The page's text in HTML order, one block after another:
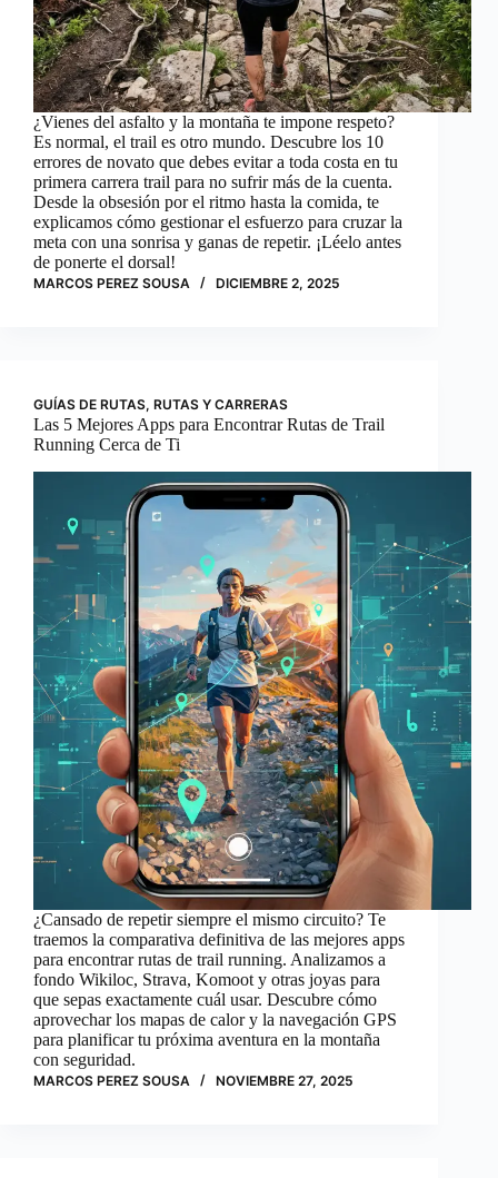
¿Vienes del asfalto y la montaña te impone respeto?
Es normal, el trail es otro mundo. Descubre los 10
errores de novato que debes evitar a toda costa en tu
primera carrera trail para no sufrir más de la cuenta.
Desde la obsesión por el ritmo hasta la comida, te
explicamos cómo gestionar el esfuerzo para cruzar la
meta con una sonrisa y ganas de repetir. ¡Léelo antes
de ponerte el dorsal!
MARCOS PEREZ SOUSA DICIEMBRE 2, 2025
GUÍAS DE RUTAS, RUTAS Y CARRERAS
Las 5 Mejores Apps para Encontrar Rutas de Trail
Running Cerca de Ti
¿Cansado de repetir siempre el mismo circuito? Te
traemos la comparativa definitiva de las mejores apps
para encontrar rutas de trail running. Analizamos a
fondo Wikiloc, Strava, Komoot y otras joyas para
que sepas exactamente cuál usar. Descubre cómo
aprovechar los mapas de calor y la navegación GPS
para planificar tu próxima aventura en la montaña
con seguridad.
MARCOS PEREZ SOUSA NOVIEMBRE 27, 2025